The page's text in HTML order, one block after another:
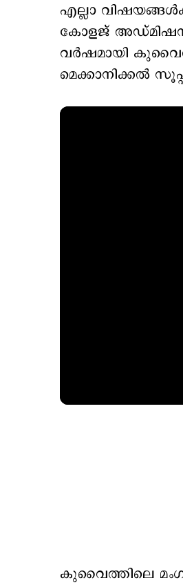
എല്ലാ
കോളജ് അഡ്മിഷനു
വർഷമായി
മെക്കാനിക്കൽ
കുവൈത്തിലെ